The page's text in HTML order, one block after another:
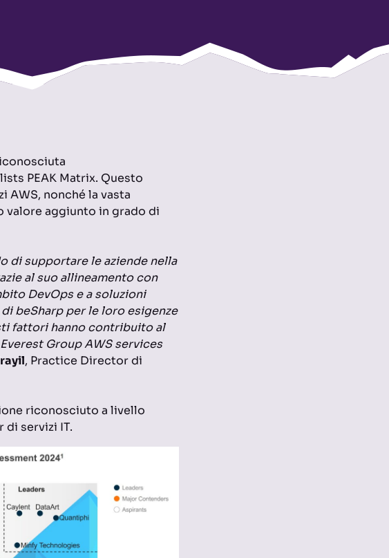
PEAK Matrix. Questo
nonché la vasta
valore aggiunto in grado di
di supportare le aziende nella
al suo allineamento con
DevOps e a soluzioni
beSharp per le loro esigenze
fattori hanno contribuito al
Group AWS services
, Practice Director di
riconosciuto a livello
di servizi IT.